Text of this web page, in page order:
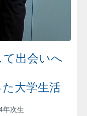
出会いへ
た大学生活
年次生